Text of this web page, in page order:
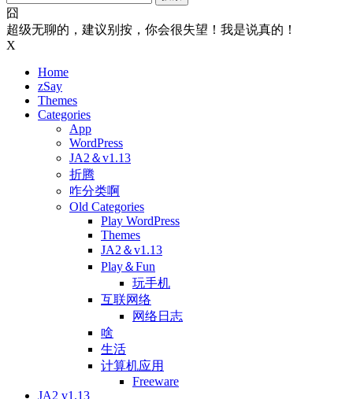
索：
囧
超级无聊的，建议别按，你会很失望！我是说真的！
X
Home
zSay
Themes
Categories
App
WordPress
JA2＆v1.13
折腾
咋分类啊
Old Categories
Play WordPress
Themes
JA2＆v1.13
Play＆Fun
玩手机
互联网络
网络日志
啥
生活
计算机应用
Freeware
JA2 v1.13